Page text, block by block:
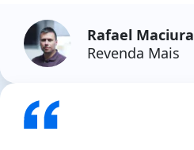
Rafael Maciura
Revenda Mais